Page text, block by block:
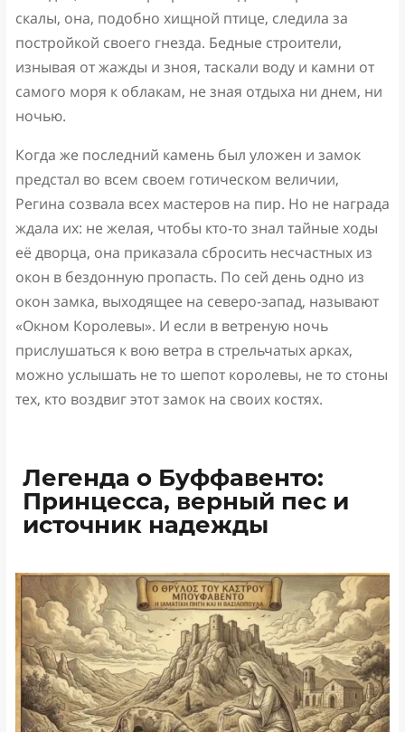
скалы, она, подобно хищной птице, следила за
постройкой своего гнезда. Бедные строители,
изнывая от жажды и зноя, таскали воду и камни от
самого моря к облакам, не зная отдыха ни днем, ни
ночью.
Когда же последний камень был уложен и замок
предстал во всем своем готическом величии,
Регина созвала всех мастеров на пир. Но не награда
ждала их: не желая, чтобы кто-то знал тайные ходы
её дворца, она приказала сбросить несчастных из
окон в бездонную пропасть. По сей день одно из
окон замка, выходящее на северо-запад, называют
«Окном Королевы». И если в ветреную ночь
прислушаться к вою ветра в стрельчатых арках,
можно услышать не то шепот королевы, не то стоны
тех, кто воздвиг этот замок на своих костях.
Легенда о Буффавенто:
Принцесса, верный пес и
источник надежды